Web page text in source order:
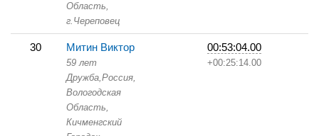
Область,
г.Череповец
30 Митин Виктор
59 лет
Дружба,Россия,
Вологодская
Область,
Кичменгский
00:53:04.00
+00:25:14.00